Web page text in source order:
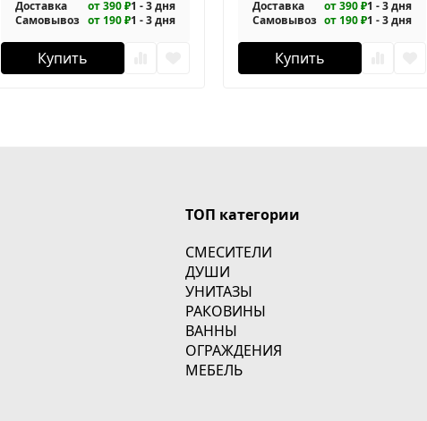
Доставка от 390 ₽1 - 3 дня
Самовывоз от 190 ₽1 - 3 дня
Купить
Доставка от 390 ₽1 - 3 дня
Самовывоз от 190 ₽1 - 3 дня
Купить
ТОП категории
СМЕСИТЕЛИ
ДУШИ
УНИТАЗЫ
РАКОВИНЫ
ВАННЫ
ОГРАЖДЕНИЯ
МЕБЕЛЬ